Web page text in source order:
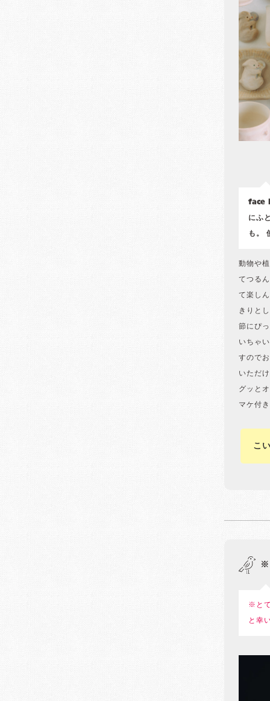
face
にふ
も。
動物や
てつる
て楽し
きりと
節にぴ
いちゃ
すので
いただ
グッと
マケ付
こ
※
※と
と幸